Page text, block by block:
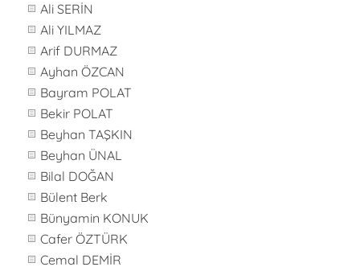
Ali SERİN
Ali YILMAZ
Arif DURMAZ
Ayhan ÖZCAN
Bayram POLAT
Bekir POLAT
Beyhan TAŞKIN
Beyhan ÜNAL
Bilal DOĞAN
Bülent Berk
Bünyamin KONUK
Cafer ÖZTÜRK
Cemal DEMİR